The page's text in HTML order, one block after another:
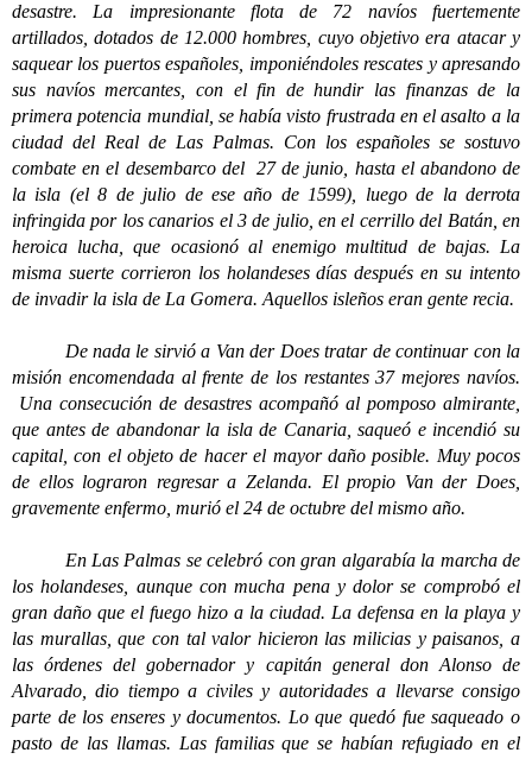
desastre. La impresionante flota de 72 navíos fuertemente
artillados, dotados de 12.000 hombres, cuyo objetivo era atacar y
saquear los puertos españoles, imponiéndoles rescates y apresando
sus navíos mercantes, con el fin de hundir las finanzas de la
primera potencia mundial, se había visto frustrada en el asalto a la
ciudad del Real de Las Palmas. Con los españoles se sostuvo
combate en el desembarco del 27 de junio, hasta el abandono de
la isla (el 8 de julio de ese año de 1599), luego de la derrota
infringida por los canarios el 3 de julio, en el cerrillo del Batán, en
heroica lucha, que ocasionó al enemigo multitud de bajas. La
misma suerte corrieron los holandeses días después en su intento
de invadir la isla de La Gomera. Aquellos isleños eran gente recia.
De nada le sirvió a Van der Does tratar de continuar con la
misión encomendada al frente de los restantes 37 mejores navíos.
Una consecución de desastres acompañó al pomposo almirante,
que antes de abandonar la isla de Canaria, saqueó e incendió su
capital, con el objeto de hacer el mayor daño posible. Muy pocos
de ellos lograron regresar a Zelanda. El propio Van der Does,
gravemente enfermo, murió el 24 de octubre del mismo año.
En Las Palmas se celebró con gran algarabía la marcha de
los holandeses, aunque con mucha pena y dolor se comprobó el
gran daño que el fuego hizo a la ciudad. La defensa en la playa y
las murallas, que con tal valor hicieron las milicias y paisanos, a
las órdenes del gobernador y capitán general don Alonso de
Alvarado, dio tiempo a civiles y autoridades a llevarse consigo
parte de los enseres y documentos. Lo que quedó fue saqueado o
pasto de las llamas. Las familias que se habían refugiado en el